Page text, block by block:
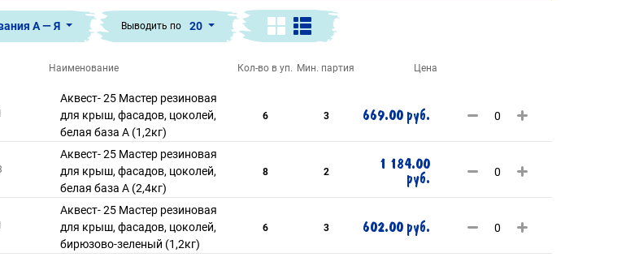
А — Я Выводить по 20
Наименование Кол-во в уп. Мин. партия Цена
Аквест- 25 Мастер резиновая
для крыш, фасадов, цоколей,
белая база А (1,2кг)
6 3 669.00 руб.
Аквест- 25 Мастер резиновая
для крыш, фасадов, цоколей,
белая база А (2,4кг)
8 2 1 184.00
руб.
Аквест- 25 Мастер резиновая
для крыш, фасадов, цоколей,
бирюзово-зеленый (1,2кг)
6 3 602.00 руб.